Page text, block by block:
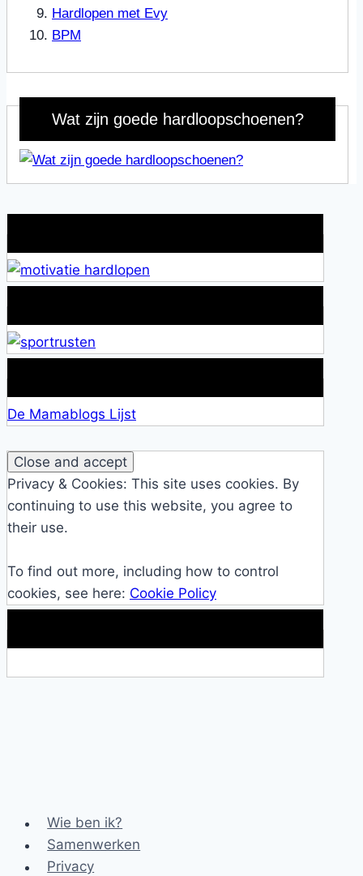
Hardlopen met Evy
BPM
Wat zijn goede hardloopschoenen?
De Mamablogs Lijst
Privacy & Cookies: This site uses cookies. By
continuing to use this website, you agree to
their use.
To find out more, including how to control
cookies, see here: Cookie Policy
Wie ben ik?
Samenwerken
Privacy